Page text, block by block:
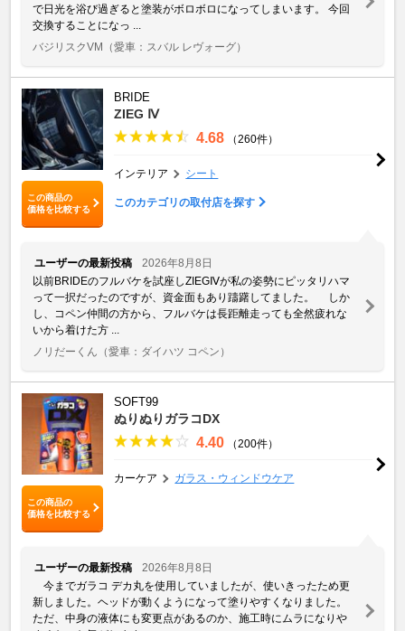
で日光を浴び過ぎると塗装がボロボロになってしまいます。 今回
交換することになっ ...
バジリスクVM （愛車：スバル レヴォーグ）
この商品の
価格を比較する
BRIDE
ZIEG Ⅳ
4.68 （260件）
インテリア シート
このカテゴリの取付店を探す
ユーザーの最新投稿
2026年8月8日
以前BRIDEのフルバケを試座しZIEGⅣが私の姿勢にピッタリハマ
って一択だったのですが、資金面もあり躊躇してました。 しか
し、コペン仲間の方から、フルバケは長距離走っても全然疲れな
いから着けた方 ...
ノリだーくん （愛車：ダイハツ コペン）
この商品の
価格を比較する
SOFT99
ぬりぬりガラコDX
4.40 （200件）
カーケア ガラス・ウィンドウケア
ユーザーの最新投稿
2026年8月8日
今までガラコ デカ丸を使用していましたが、使いきったため更
新しました。ヘッドが動くようになって塗りやすくなりました。
ただ、中身の液体にも変更点があるのか、施工時にムラになりや